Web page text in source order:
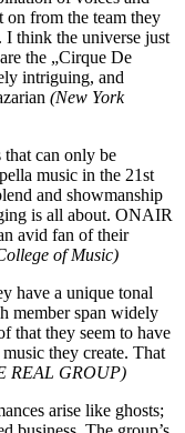
on from the team they
I think the universe just
the „Cirque De
intriguing, and
(New York
can only be
music in the 21st
and showmanship
is all about. ONAIR
avid fan of their
of Music)
have a unique tonal
member span widely
that they seem to have
they create. That
REAL GROUP)
arise like ghosts;